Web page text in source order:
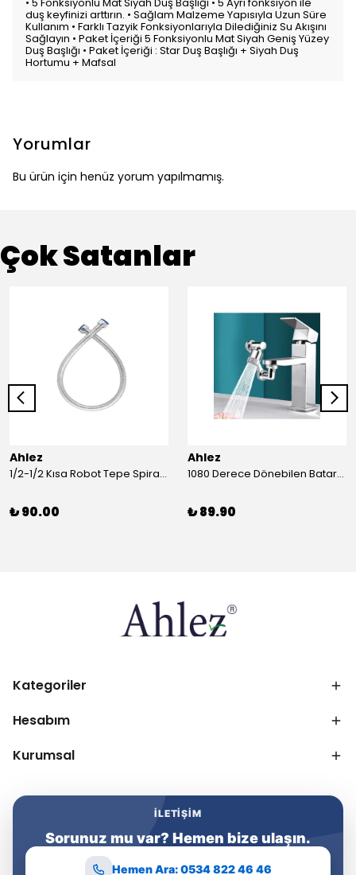
duş keyfinizi arttırın. • Sağlam Malzeme Yapısıyla Uzun Süre
Kullanım • Farklı Tazyik Fonksiyonlarıyla Dilediğiniz Su Akışını
Sağlayın • Paket İçeriği 5 Fonksiyonlu Mat Siyah Geniş Yüzey
Duş Başlığı • Paket İçeriği : Star Duş Başlığı + Siyah Duş
Hortumu + Mafsal
Yorumlar
Bu ürün için henüz yorum yapılmamış.
Çok Satanlar
Ahlez
1/2-1/2 Kısa Robot Tepe Spiral Duş Hortumu 60cm
₺ 90.00
Ahlez
1080 Derece Dönebilen Batarya Musluk Başlığı Krom Batarya 2 Fonksiyonlu Musluk Başlığı
₺ 89.90
Kategoriler
Hesabım
Kurumsal
İLETIŞIM
Sorunuz mu var? Hemen bize ulaşın.
Hemen Ara: 0534 822 46 46